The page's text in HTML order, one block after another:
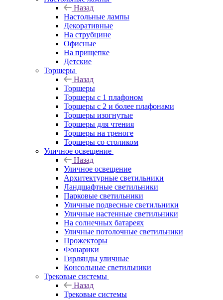
Назад
Настольные лампы
Декоративные
На струбцине
Офисные
На прищепке
Детские
Торшеры
Назад
Торшеры
Торшеры с 1 плафоном
Торшеры с 2 и более плафонами
Торшеры изогнутые
Торшеры для чтения
Торшеры на треноге
Торшеры со столиком
Уличное освещение
Назад
Уличное освещение
Архитектурные светильники
Ландшафтные светильники
Парковые светильники
Уличные подвесные светильники
Уличные настенные светильники
На солнечных батареях
Уличные потолочные светильники
Прожекторы
Фонарики
Гирлянды уличные
Консольные светильники
Трековые системы
Назад
Трековые системы